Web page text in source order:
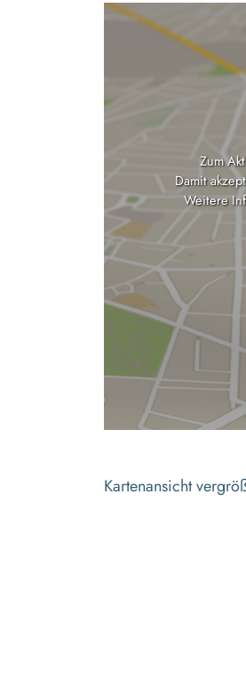
Zum
Damit
Weitere
Kartenansicht